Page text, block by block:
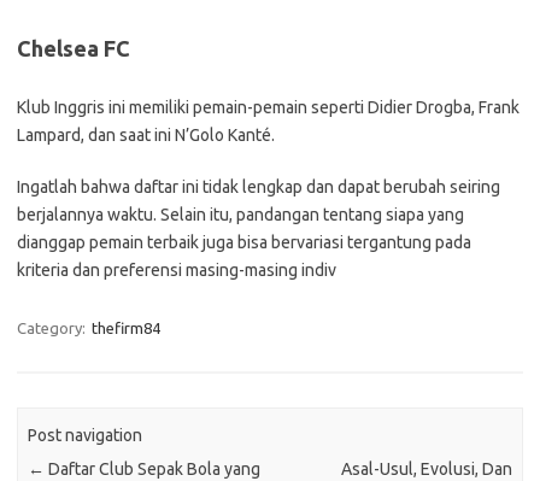
Chelsea FC
Klub Inggris ini memiliki pemain-pemain seperti Didier Drogba, Frank
Lampard, dan saat ini N’Golo Kanté.
Ingatlah bahwa daftar ini tidak lengkap dan dapat berubah seiring
berjalannya waktu. Selain itu, pandangan tentang siapa yang
dianggap pemain terbaik juga bisa bervariasi tergantung pada
kriteria dan preferensi masing-masing indiv
Category: thefirm84
Post navigation
← Daftar Club Sepak Bola yang
Asal-Usul, Evolusi, Dan